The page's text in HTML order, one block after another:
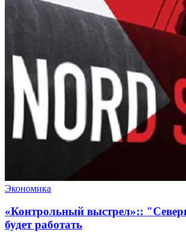
Экономика
«Контрольный выстрел»::
будет работать